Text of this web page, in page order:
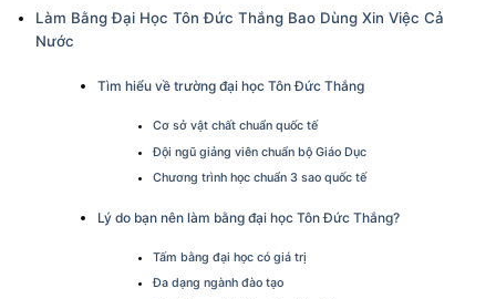
Làm Bằng Đại Học Tôn Đức Thắng Bao Dùng Xin Việc Cả
Nước
Tìm hiểu về trường đại học Tôn Đức Thắng
Cơ sở vật chất chuẩn quốc tế
Đội ngũ giảng viên chuẩn bộ Giáo Dục
Chương trình học chuẩn 3 sao quốc tế
Lý do bạn nên làm bằng đại học Tôn Đức Thắng?
Tấm bằng đại học có giá trị
Đa dạng ngành đào tạo